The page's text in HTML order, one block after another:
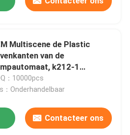
Multiscene de Plastic
van de
k212-1
24mm Lotionpomp
：10000pcs
：Onderhandelbaar
Contacteer ons